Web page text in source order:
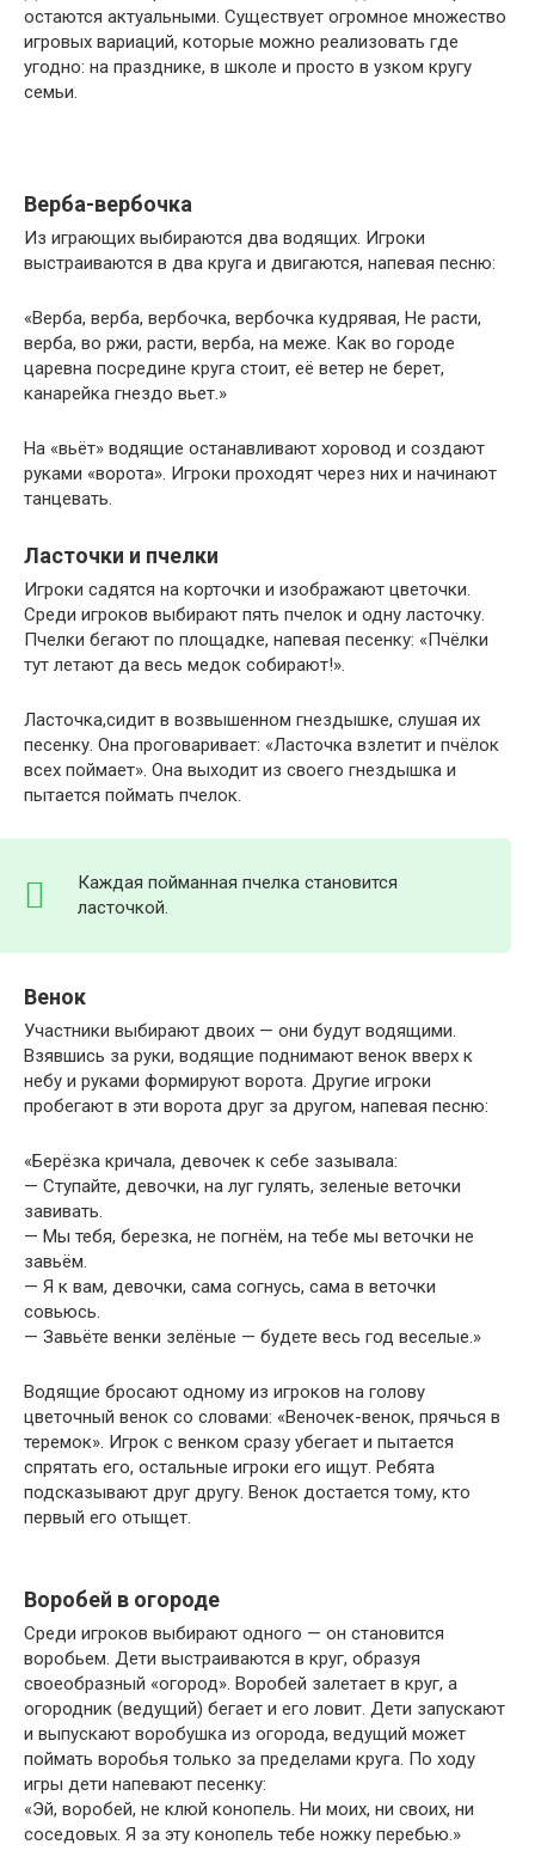
фольклора,
корни которого
уходят в очень
далекое
языческим
обрядом,
совмещавшем в
себе пение,
цель была
славить духов
природы,
задабривать их,
обеспечить
благополучие и
процветание
Постепенно
смысл стерся,
но хороводы
остались.
Предлагаю вам
несколькими
русскими
народными
хороводными
рассказывать), в
них уже не было
элементов игры и
форме.
подавалась
яркая картинка
какого-либо
события с
сюжетом и
стремительным
подходившая к
активной натуре
еще не в
состоянии
внимание долгим
повествованиям.
Поэтому в
прибаутках для
подавался один
ребенку было
этого же в
прибаутках
использовались
такие
приемы как
образность,
звукоподражание
Народные
подвижные игры
не должны быть
результаты
когда исполнят
назначение –
доставят детям
удовольствие и
радость.
значение в
художественном
детей
формируется
устойчивое,
отношение к
культуре своего
народа,
эмоциональная
развития
чувств: любви и
остаются актуальными. Существует огромное множество
игровых вариаций, которые можно реализовать где
угодно: на празднике, в школе и просто в узком кругу
семьи.
Верба-вербочка
Из играющих выбираются два водящих. Игроки
выстраиваются в два круга и двигаются, напевая песню:
«Верба, верба, вербочка, вербочка кудрявая, Не расти,
верба, во ржи, расти, верба, на меже. Как во городе
царевна посредине круга стоит, её ветер не берет,
канарейка гнездо вьет.»
На «вьёт» водящие останавливают хоровод и создают
руками «ворота». Игроки проходят через них и начинают
танцевать.
Ласточки и пчелки
Игроки садятся на корточки и изображают цветочки.
Среди игроков выбирают пять пчелок и одну ласточку.
Пчелки бегают по площадке, напевая песенку: «Пчёлки
тут летают да весь медок собирают!».
Ласточка,сидит в возвышенном гнездышке, слушая их
песенку. Она проговаривает: «Ласточка взлетит и пчёлок
всех поймает». Она выходит из своего гнездышка и
пытается поймать пчелок.
Каждая пойманная пчелка становится
ласточкой.
Венок
Участники выбирают двоих — они будут водящими.
Взявшись за руки, водящие поднимают венок вверх к
небу и руками формируют ворота. Другие игроки
пробегают в эти ворота друг за другом, напевая песню:
«Берёзка кричала, девочек к себе зазывала:
— Ступайте, девочки, на луг гулять, зеленые веточки
завивать.
— Мы тебя, березка, не погнём, на тебе мы веточки не
завьём.
— Я к вам, девочки, сама согнусь, сама в веточки
совьюсь.
— Завьёте венки зелёные — будете весь год веселые.»
Водящие бросают одному из игроков на голову
цветочный венок со словами: «Веночек-венок, прячься в
теремок». Игрок с венком сразу убегает и пытается
спрятать его, остальные игроки его ищут. Ребята
подсказывают друг другу. Венок достается тому, кто
первый его отыщет.
Воробей в огороде
Среди игроков выбирают одного — он становится
воробьем. Дети выстраиваются в круг, образуя
своеобразный «огород». Воробей залетает в круг, а
огородник (ведущий) бегает и его ловит. Дети запускают
и выпускают воробушка из огорода, ведущий может
поймать воробья только за пределами круга. По ходу
игры дети напевают песенку:
«Эй, воробей, не клюй конопель. Ни моих, ни своих, ни
соседовых. Я за эту конопель тебе ножку перебью.»